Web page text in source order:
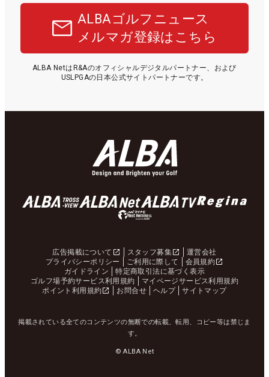
ALBAゴルフニュース
メルマガ登録はこちら
ALBA NetはR&Aのオフィシャルデジタルパートナー、および
USLPGAの日本公式サイトパートナーです。
広告掲載について スタッフ募集
運営会社
プライバシーポリシー
ご利用に際して
会員規約
ガイドライン
特定商取引法に基づく表示
ゴルフ場予約サービス利用規約
マイページサービス利用規約
ポイント利用規約
お問合せ ヘルプ サイトマップ
掲載されている全てのコンテンツの無断での転載、転用、コピー等は禁じま
す。
© ALBA Net